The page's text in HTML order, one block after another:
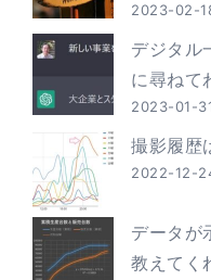
2023-02-
デジタル
に尋ねて
2023-01-
撮影履歴
2022-12-
データが
教えてく